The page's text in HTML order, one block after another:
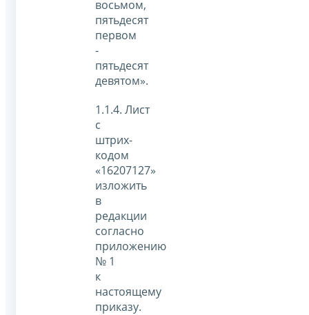
восьмом,
пятьдесят
первом
-
пятьдесят
девятом».
1.1.4. Лист
с
штрих-
кодом
«16207127»
изложить
в
редакции
согласно
приложению
№ 1
к
настоящему
приказу.